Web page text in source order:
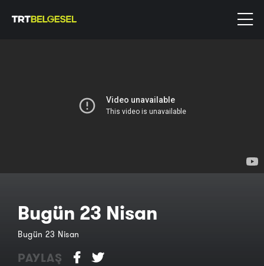
Bugün 23 Nisan
Bugün 23 Nisan
PAYLAŞ